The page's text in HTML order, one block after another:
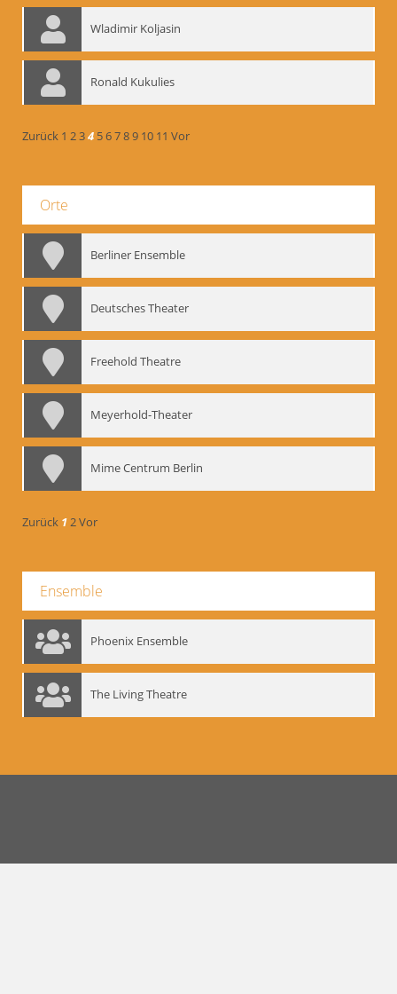
Wladimir Koljasin
Ronald Kukulies
Zurück 1 234 56789 10 11 Vor
Orte
Berliner Ensemble
Deutsches Theater
Freehold Theatre
Meyerhold-Theater
Mime Centrum Berlin
Zurück 12Vor
Ensemble
Phoenix Ensemble
The Living Theatre